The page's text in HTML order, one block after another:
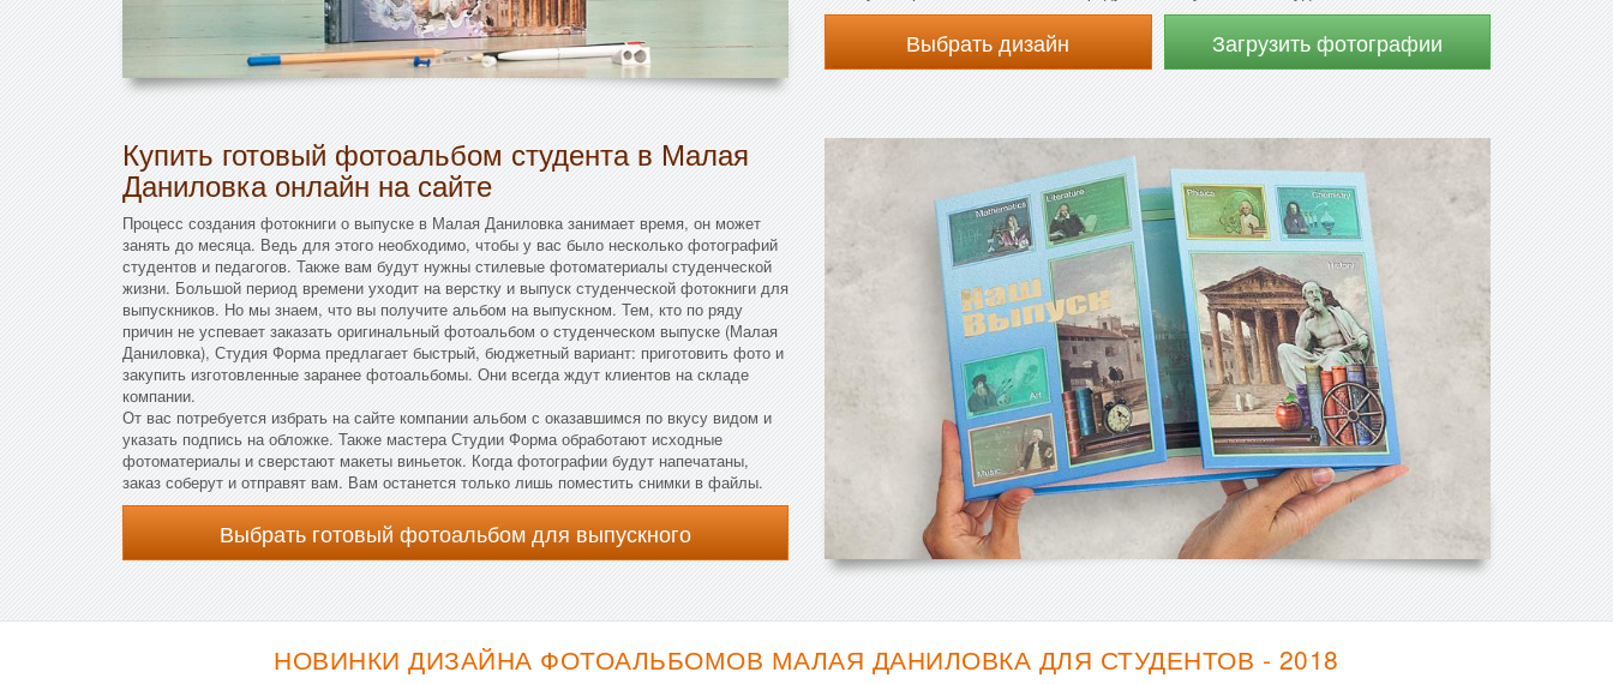
Выбрать дизайн Загрузить фотографии
Купить готовый фотоальбом студента в Малая
Даниловка онлайн на сайте
Процесс создания фотокниги о выпуске в Малая Даниловка занимает время, он может
занять до месяца. Ведь для этого необходимо, чтобы у вас было несколько фотографий
студентов и педагогов. Также вам будут нужны стилевые фотоматериалы студенческой
жизни. Большой период времени уходит на верстку и выпуск студенческой фотокниги для
выпускников. Но мы знаем, что вы получите альбом на выпускном. Тем, кто по ряду
причин не успевает заказать оригинальный фотоальбом о студенческом выпуске (Малая
Даниловка), Студия Форма предлагает быстрый, бюджетный вариант: приготовить фото и
закупить изготовленные заранее фотоальбомы. Они всегда ждут клиентов на складе
компании.
От вас потребуется избрать на сайте компании альбом с оказавшимся по вкусу видом и
указать подпись на обложке. Также мастера Студии Форма обработают исходные
фотоматериалы и сверстают макеты виньеток. Когда фотографии будут напечатаны,
заказ соберут и отправят вам. Вам останется только лишь поместить снимки в файлы.
Выбрать готовый фотоальбом для выпускного
НОВИНКИ ДИЗАЙНА ФОТОАЛЬБОМОВ МАЛАЯ ДАНИЛОВКА ДЛЯ СТУДЕНТОВ - 2018